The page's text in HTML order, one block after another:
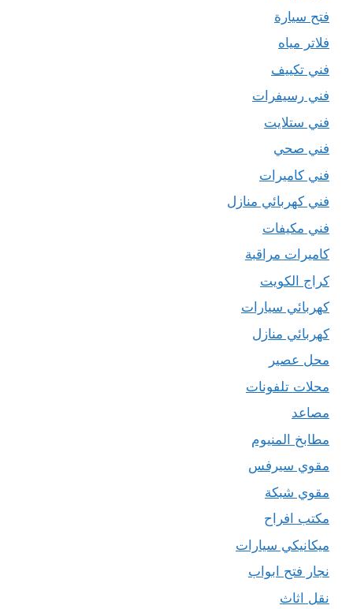
فتح سيارة
فلاتر مياه
فني تكييف
فني رسيفرات
فني ستلايت
فني صحي
فني كاميرات
فني كهربائي منازل
فني مكيفات
كاميرات مراقبة
كراج الكويت
كهربائي سيارات
كهربائي منازل
محل عصير
محلات تلفونات
مصاعد
مطابخ المنيوم
مقوي سيرفس
مقوي شبكة
مكتب افراح
ميكانيكي سيارات
نجار فتح ابواب
نقل اثاث